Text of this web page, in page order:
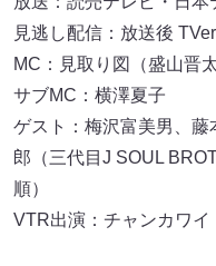
見逃し配信：放送後
MC：見取り図（盛山晋
サブMC：横澤夏子
ゲスト：梅沢富美男、
郎（三代目J SOUL
順）
VTR出演：チャンカワイ